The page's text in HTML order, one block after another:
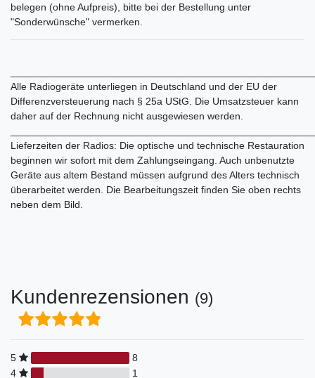
belegen (ohne Aufpreis), bitte bei der Bestellung unter
"Sonderwünsche" vermerken.
Alle Radiogeräte unterliegen in Deutschland und der EU der
Differenzversteuerung nach § 25a UStG. Die Umsatzsteuer kann
daher auf der Rechnung nicht ausgewiesen werden.
Lieferzeiten der Radios: Die optische und technische Restauration
beginnen wir sofort mit dem Zahlungseingang. Auch unbenutzte
Geräte aus altem Bestand müssen aufgrund des Alters technisch
überarbeitet werden. Die Bearbeitungszeit finden Sie oben rechts
neben dem Bild.
Kundenrezensionen (9)
5
8
4
1